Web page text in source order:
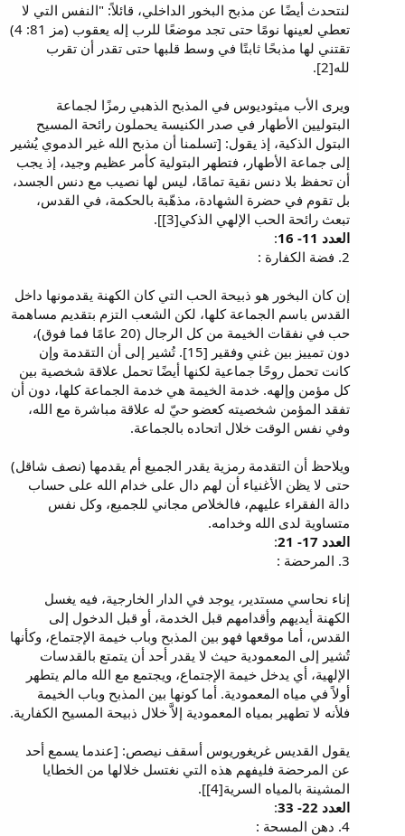
لنتحدث أيضًا عن مذبح البخور الداخلي، قائلاً: "النفس التي لا
تعطي لعينها نومًا حتى تجد موضعًا للرب إله يعقوب (مز 81: 4)
تقتني لها مذبحًا ثابتًا في وسط قلبها حتى تقدر أن تقرب
لله[2].
ويرى الأب ميثوديوس في المذبح الذهبي رمزًا لجماعة
البتوليين الأطهار في صدر الكنيسة يحملون رائحة المسيح
البتول الذكية، إذ يقول: [تسلمنا أن مذبح الله غير الدموي يُشير
إلى جماعة الأطهار، فتطهر البتولية كأمر عظيم وجيد، إذ يجب
أن تحفظ بلا دنس نقية تمامًا، ليس لها نصيب مع دنس الجسد،
بل تقوم في حضرة الشهادة، مذهّبة بالحكمة، في القدس،
تبعث رائحة الحب الإلهي الذكي[3]].
العدد 11- 16
:
2. فضة الكفارة :
إن كان البخور هو ذبيحة الحب التي كان الكهنة يقدمونها داخل
القدس باسم الجماعة كلها، لكن الشعب التزم بتقديم مساهمة
حب في نفقات الخيمة من كل الرجال (20 عامًا فما فوق)،
دون تمييز بين غني وفقير [15]. تُشير إلى أن التقدمة وإن
كانت تحمل روحًا جماعية لكنها أيضًا تحمل علاقة شخصية بين
كل مؤمن وإلهه. خدمة الخيمة هي خدمة الجماعة كلها، دون أن
تفقد المؤمن شخصيته كعضو حيّ له علاقة مباشرة مع الله،
وفي نفس الوقت خلال اتحاده بالجماعة.
ويلاحظ أن التقدمة رمزية يقدر الجميع أم يقدمها (نصف شاقل)
حتى لا يظن الأغنياء أن لهم دال على خدام الله على حساب
دالة الفقراء عليهم، فالخلاص مجاني للجميع، وكل نفس
متساوية لدى الله وخدامه.
العدد 17- 21
:
3. المرحضة :
إناء نحاسي مستدير، يوجد في الدار الخارجية، فيه يغسل
الكهنة أيديهم وأقدامهم قبل الخدمة، أو قبل الدخول إلى
القدس، أما موقعها فهو بين المذبح وباب خيمة الإجتماع، وكأنها
تُشير إلى المعمودية حيث لا يقدر أحد أن يتمتع بالقدسات
الإلهية، أي يدخل خيمة الإجتماع، ويجتمع مع الله مالم يتطهر
أولاً في مياه المعمودية. أما كونها بين المذبح وباب الخيمة
فلأنه لا تطهير بمياه المعمودية إلاَّ خلال ذبيحة المسيح الكفارية.
يقول القديس غريغوريوس أسقف نيصص: [عندما يسمع أحد
عن المرحضة فليفهم هذه التي نغتسل خلالها من الخطايا
المشينة بالمياه السرية[4]].
العدد 22- 33
:
4. دهن المسحة :